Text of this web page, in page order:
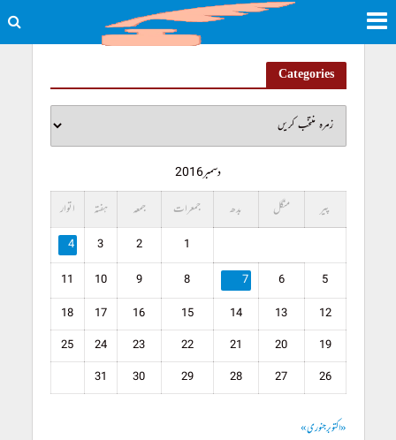
Categories
دسمبر 2016
پیر
منگل بدھ جمعرات جمعہ ہفتہ اتوار
1
2
3
4
5
6
7
8
9
10
11
12
13
14
15
16
17
18
19
20
21
22
23
24
25
26
27
28
29
30
31
« اکتوبرجنوری »